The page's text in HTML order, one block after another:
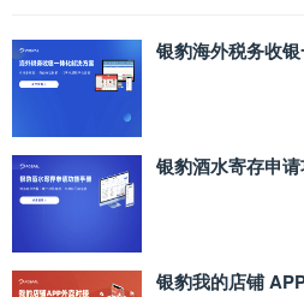
银豹海外税务收
银豹酒水寄存申
银豹我的店铺